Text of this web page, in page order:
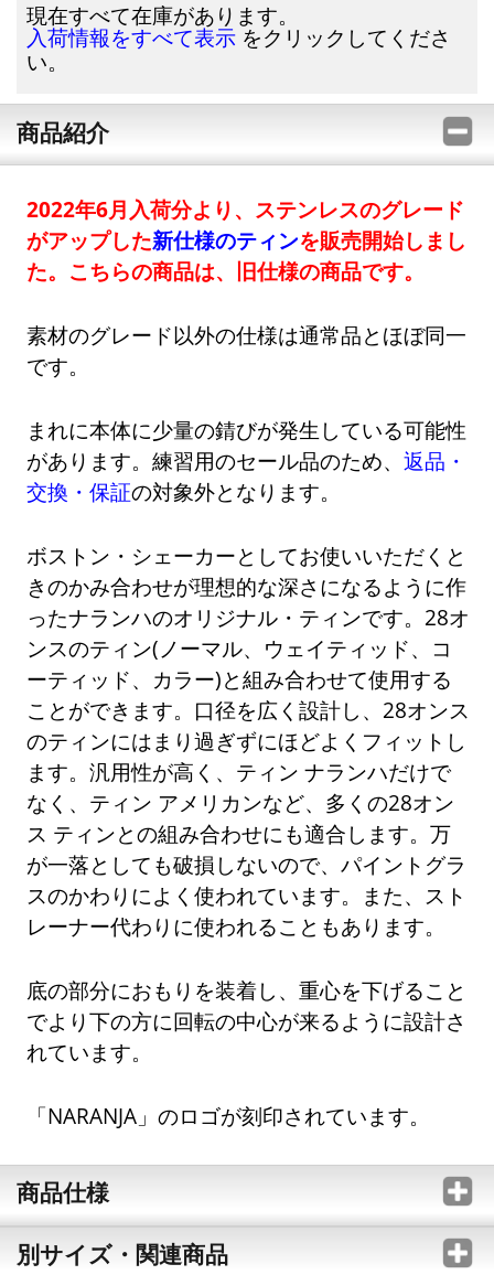
現在すべて在庫があります。
入荷情報をすべて表示 をクリックしてくださ
い。
商品紹介
2022年6月入荷分より、ステンレスのグレード
がアップした新仕様のティンを販売開始しまし
た。こちらの商品は、旧仕様の商品です。
素材のグレード以外の仕様は通常品とほぼ同一
です。
まれに本体に少量の錆びが発生している可能性
があります。練習用のセール品のため、返品・
交換・保証の対象外となります。
ボストン・シェーカーとしてお使いいただくと
きのかみ合わせが理想的な深さになるように作
ったナランハのオリジナル・ティンです。28オ
ンスのティン(ノーマル、ウェイティッド、コ
ーティッド、カラー)と組み合わせて使用する
ことができます。口径を広く設計し、28オンス
のティンにはまり過ぎずにほどよくフィットし
ます。汎用性が高く、ティン ナランハだけで
なく、ティン アメリカンなど、多くの28オン
ス ティンとの組み合わせにも適合します。万
が一落としても破損しないので、パイントグラ
スのかわりによく使われています。また、スト
レーナー代わりに使われることもあります。
底の部分におもりを装着し、重心を下げること
でより下の方に回転の中心が来るように設計さ
れています。
「NARANJA」のロゴが刻印されています。
商品仕様
別サイズ・関連商品